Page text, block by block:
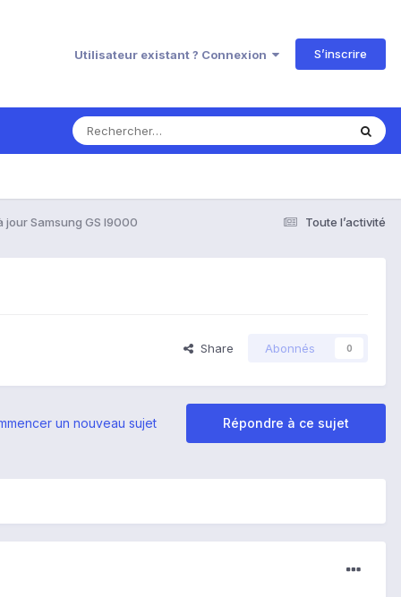
Utilisateur existant ? Connexion S’inscrire
Toute l’activité
jour Samsung GS I9000
Share Abonnés 0
Répondre à ce sujet
un nouveau sujet